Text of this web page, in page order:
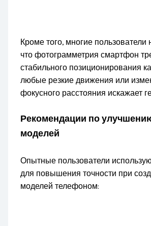
Кроме того, многие пользователи
что фотограмметрия смартфон
стабильного позиционирования
любые резкие движения или
фокусного расстояния искажает
Рекомендации по
моделей
Опытные пользователи
для повышения точности при
моделей телефоном: